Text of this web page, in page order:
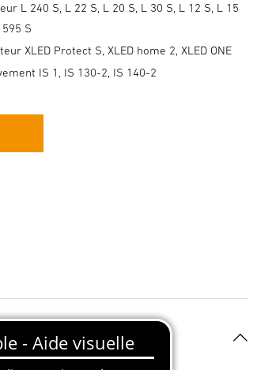
L 240 S, L 22 S, L 20 S, L 30 S, L 12 S, L 15
S
XLED Protect S, XLED home 2, XLED ONE
IS 1, IS 130-2, IS 140-2